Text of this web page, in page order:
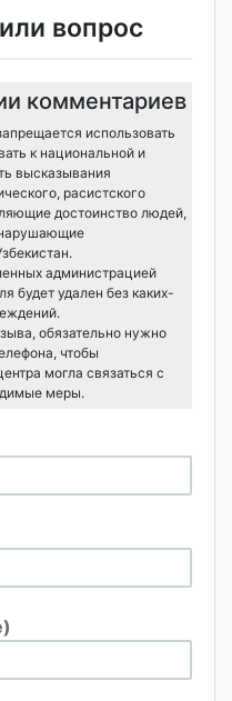
вопрос
комментариев
использовать
к национальной и
высказывания
расистского
достоинство людей,
администрацией
будет удален без каких-
обязательно нужно
чтобы
могла связаться с
меры.